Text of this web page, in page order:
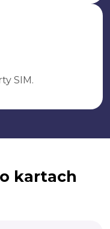
SIM.
kartach